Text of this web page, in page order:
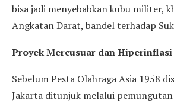
bisa jadi menyebabkan kubu militer,
Angkatan Darat, bandel terhadap
Proyek Mercusuar dan Hiperinflasi
Sebelum Pesta Olahraga Asia 1958
Jakarta ditunjuk melalui pemungutan